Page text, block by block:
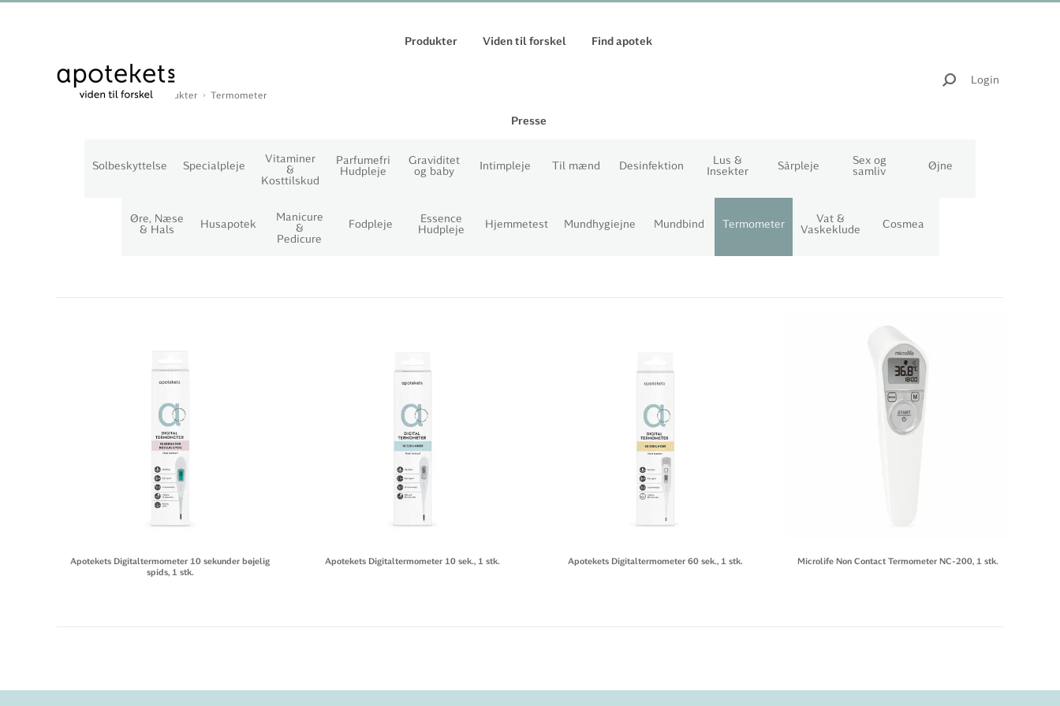
Produkter Viden til forskel Find apotek
Presse
Login
Du er her: Forside Produkter Termometer
Solbeskyttelse Specialpleje
Vitaminer
&
Kosttilskud
Parfumefri
Hudpleje
Graviditet
og baby
Intimpleje Til mænd Desinfektion
Lus &
Insekter
Sårpleje
Sex og
samliv
Øjne
Øre, Næse
& Hals
Husapotek
Manicure
&
Pedicure
Fodpleje
Essence
Hudpleje
Hjemmetest Mundhygiejne Mundbind Termometer
Vat &
Vaskeklude
Cosmea
Apotekets Digitaltermometer 10 sekunder bøjelig
spids, 1 stk.
Apotekets Digitaltermometer 10 sek., 1 stk. Apotekets Digitaltermometer 60 sek., 1 stk. Microlife Non Contact Termometer NC-200, 1 stk.